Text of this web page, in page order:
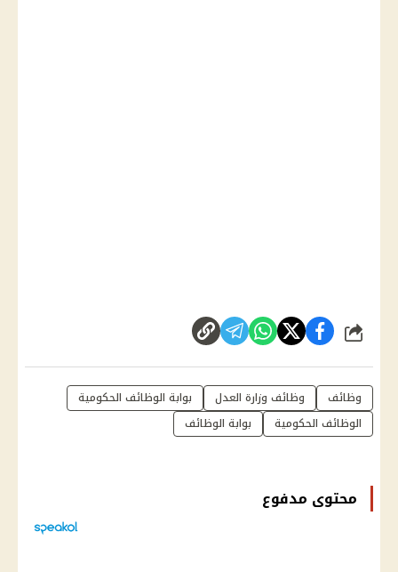
شارك
وظائف وظائف وزارة العدل
بوابة الوظائف الحكومية
الوظائف الحكومية
بوابة الوظائف
محتوى مدفوع